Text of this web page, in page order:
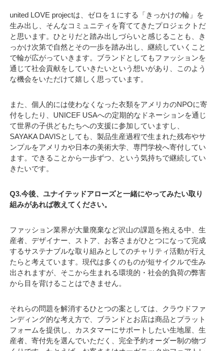
united LOVE projectは、ゼロを１にする「きっかけの輪」を
生み出し、そんなコミュニティを育ててきたプロジェクトだ
と思います。ひとりだと踏み出しづらいと感じることも、き
っかけ次第で自然とその一歩を踏み出し、継続していくこと
で輪が広がっていきます。ブランドとしてもファッションを
通じて社会貢献をしていきたいという想いがあり、このよう
な機会をいただけて嬉しく思っています。
また、個人的には使わなくなった衣類をアメリカのNPOに寄
付をしたり、UNICEF USAへの定期的なドネーションを通じ
て世界の子供どもたちへの支援に参加していますし、
SAYAKA DAVISとしても、製品生産過程で生まれた残布やサ
ンプルをアメリカや日本の美術大学、専門学校へ寄付してい
ます。できることから一歩ずつ、という気持ちで継続してい
きたいです。
Q3.今後、ユナイテッドアローズと一緒にやってみたい取り
組みがあれば教えてください。
ファッション業界が大量廃棄など沢山の課題を抱える中、生
産者、デザイナー、ストア、お客さまがひとつになって完成
するサステナブルな取り組みとしてのチャリティ活動が行え
たらと考えています。現代は多くのものが短サイクルで生み
出されますが、そこから生まれる環境的・社会的負荷の弊害
から目を背けることはできません。
それらの問題を解消するひとつの案としては、クラウドファ
ンディング的な考え方で、ブランドとお店は商品とプラット
フォームを提供し、カスタマーにサポートしたい生地屋、生
産者、寄付先を選んでいただく、完全予約オーダー制の物づ